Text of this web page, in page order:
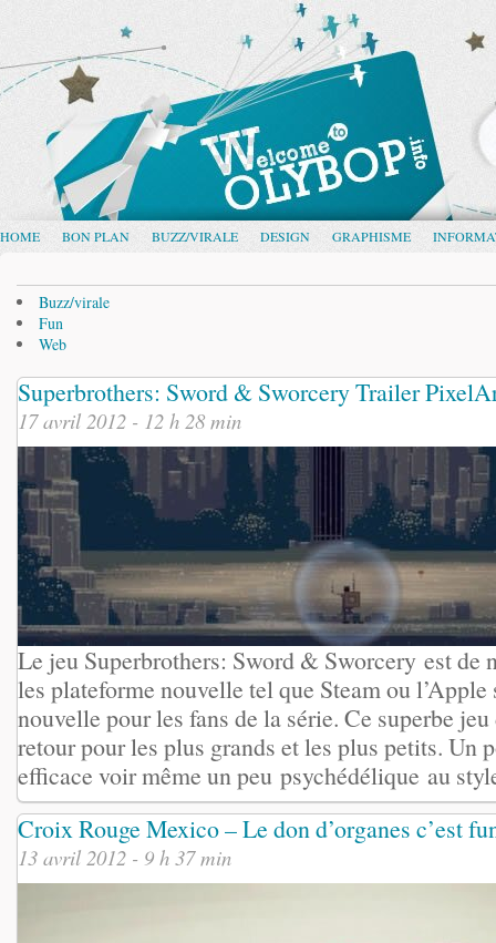
HOME BON PLAN BUZZ/VIRALE DESIGN GRAPHISME
Buzz/virale
Fun
Web
Superbrothers: Sword & Sworcery Trailer
17 avril 2012 - 12 h 28 min
Le jeu Superbrothers: Sword & Sworcery est de
les plateforme nouvelle tel que Steam ou l’Apple
nouvelle pour les fans de la série. Ce superbe jeu
retour pour les plus grands et les plus petits. Un
efficace voir même un peu psychédélique au
Croix Rouge Mexico – Le don d’organes c’est
13 avril 2012 - 9 h 37 min